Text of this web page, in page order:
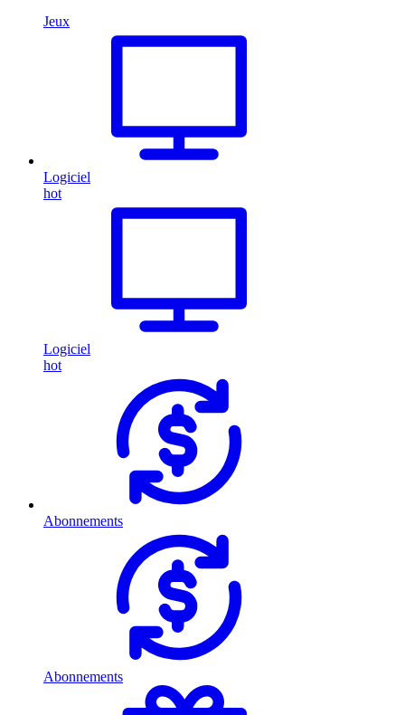
Jeux
Logiciel
hot
Logiciel
hot
Abonnements
Abonnements